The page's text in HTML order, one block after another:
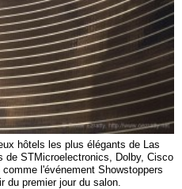
hôtels les plus élégants de Las
de STMicroelectronics, Dolby, Cisco
l'événement Showstoppers
du premier jour du salon.